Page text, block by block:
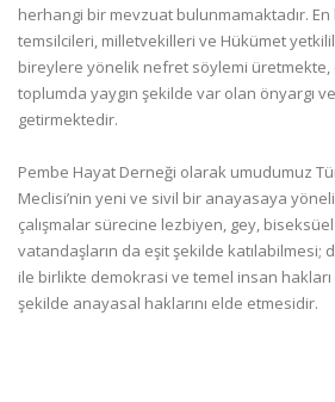
herhangi bir mevzuat bulunmamaktadır.
temsilcileri, milletvekilleri ve Hükümet
bireylere yönelik nefret söylemi üretmekte,
toplumda yaygın şekilde var olan önyargı
getirmektedir.
Pembe Hayat Derneği olarak umudumuz
Meclisi’nin yeni ve sivil bir anayasaya
çalışmalar sürecine lezbiyen, gey,
vatandaşların da eşit şekilde katılabilmesi;
ile birlikte demokrasi ve temel insan
şekilde anayasal haklarını elde etmesidir.